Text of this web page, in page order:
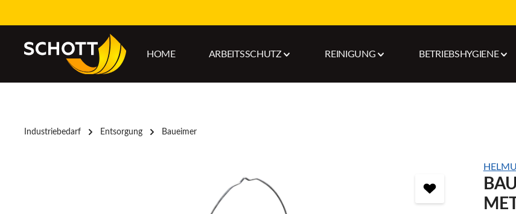
HOME ARBEITSSCHUTZ REINIGUNG BETRIEBSHYGIENE
Industriebedarf Entsorgung Baueimer